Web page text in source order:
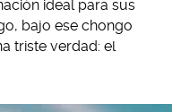
ideal para sus
bajo ese chongo
triste verdad: el